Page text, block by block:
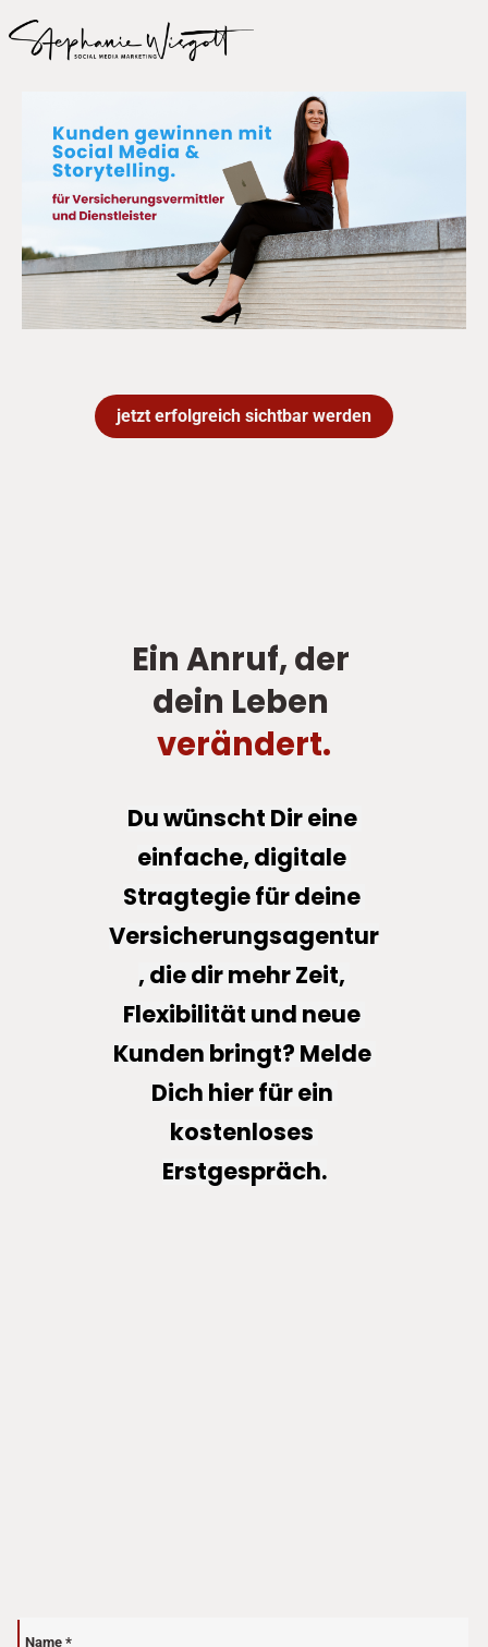
jetzt erfolgreich sichtbar werden
Ein Anruf, der
verändert.
Du wünscht Dir eine
einfache, digitale
Stragtegie für deine
Versicherungsagentur
, die dir mehr Zeit,
Flexibilität und neue
Kunden bringt? Melde
Dich hier für ein
kostenloses
Erstgespräch.
Name